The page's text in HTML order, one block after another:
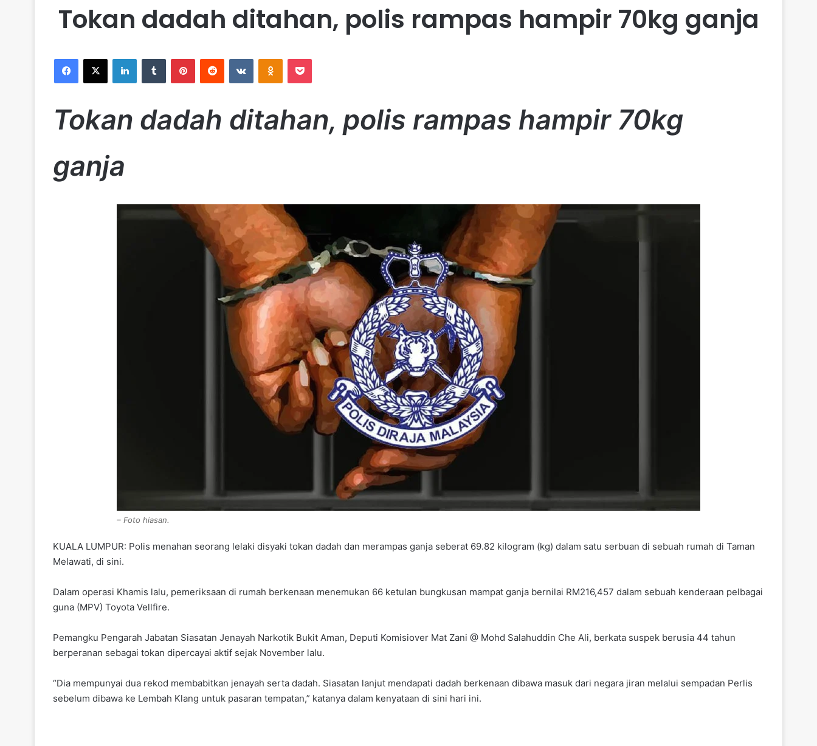
Tokan dadah ditahan, polis rampas hampir 70kg ganja
Tokan dadah ditahan, polis rampas hampir 70kg
ganja
– Foto hiasan.
KUALA LUMPUR: Polis menahan seorang lelaki disyaki tokan dadah dan merampas ganja seberat 69.82 kilogram (kg) dalam satu serbuan di sebuah rumah di Taman
Melawati, di sini.
Dalam operasi Khamis lalu, pemeriksaan di rumah berkenaan menemukan 66 ketulan bungkusan mampat ganja bernilai RM216,457 dalam sebuah kenderaan pelbagai
guna (MPV) Toyota Vellfire.
Pemangku Pengarah Jabatan Siasatan Jenayah Narkotik Bukit Aman, Deputi Komisiover Mat Zani @ Mohd Salahuddin Che Ali, berkata suspek berusia 44 tahun
berperanan sebagai tokan dipercayai aktif sejak November lalu.
“Dia mempunyai dua rekod membabitkan jenayah serta dadah. Siasatan lanjut mendapati dadah berkenaan dibawa masuk dari negara jiran melalui sempadan Perlis
sebelum dibawa ke Lembah Klang untuk pasaran tempatan,” katanya dalam kenyataan di sini hari ini.